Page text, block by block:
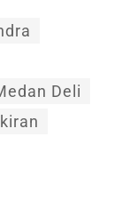
Deli